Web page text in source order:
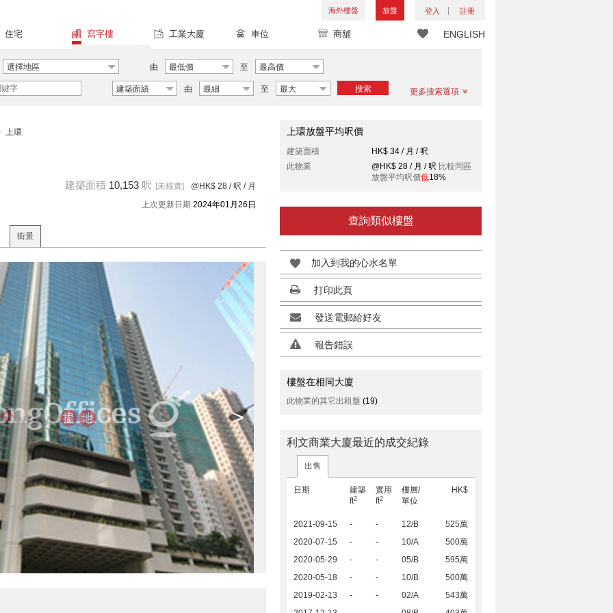
海外樓盤 放盤 登入 註冊
ENGLISH
住宅 寫字樓 工業大廈 車位 商舖
選擇地區 由 最低價 至 最高價
建築面績 由 最細 至 最大 搜索 更多搜索選項
上環
建築面積 10,153 呎 [未核實] @HK$ 28 / 呎 / 月
上次更新日期 2024年01月26日
街景
>
上環放盤平均呎價
建築面積
HK$ 34 / 月 / 呎
此物業
@HK$ 28 / 月 / 呎 比較同區
放盤平均呎價低18%
查詢類似樓盤
加入到我的心水名單
打印此頁
發送電郵給好友
報告錯誤
樓盤在相同大廈
此物業的其它出租盤 (19)
利文商業大廈最近的成交紀錄
出售
日期
建築
ft2
實用
ft2
樓層/
單位
HK$
2021-09-15 - - 12/B
525萬
2020-07-15
- - 10/A
500萬
2020-05-29
- - 05/B
595萬
2020-05-18
- - 10/B
500萬
2019-02-13
- - 02/A
543萬